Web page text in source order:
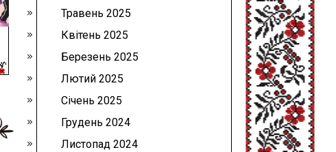
Травень 2025
Квітень 2025
Березень 2025
Лютий 2025
Січень 2025
Грудень 2024
Листопад 2024